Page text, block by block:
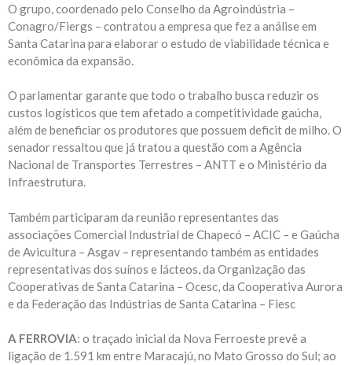
O grupo, coordenado pelo Conselho da Agroindústria –
Conagro/Fiergs – contratou a empresa que fez a análise em
Santa Catarina para elaborar o estudo de viabilidade técnica e
econômica da expansão.
O parlamentar garante que todo o trabalho busca reduzir os
custos logísticos que tem afetado a competitividade gaúcha,
além de beneficiar os produtores que possuem deficit de milho. O
senador ressaltou que já tratou a questão com a Agência
Nacional de Transportes Terrestres – ANTT e o Ministério da
Infraestrutura.
Também participaram da reunião representantes das
associações Comercial Industrial de Chapecó – ACIC – e Gaúcha
de Avicultura – Asgav – representando também as entidades
representativas dos suínos e lácteos, da Organização das
Cooperativas de Santa Catarina – Ocesc, da Cooperativa Aurora
e da Federação das Indústrias de Santa Catarina – Fiesc
A FERROVIA: o traçado inicial da Nova Ferroeste prevê a
ligação de 1.591 km entre Maracajú, no Mato Grosso do Sul; ao